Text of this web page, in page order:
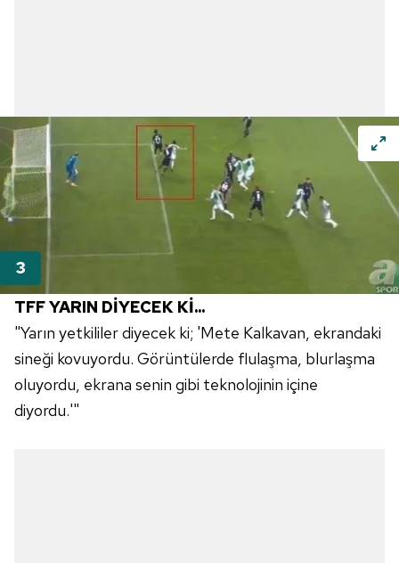
TFF YARIN DİYECEK Kİ...
"Yarın yetkililer diyecek ki; 'Mete Kalkavan, ekrandaki
sineği kovuyordu. Görüntülerde flulaşma, blurlaşma
oluyordu, ekrana senin gibi teknolojinin içine
diyordu.'"